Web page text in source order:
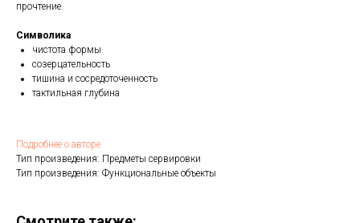
прочтение.
Символика
чистота формы
созерцательность
тишина и сосредоточенность
тактильная глубина
Подробнее о авторе
Тип произведения: Предметы сервировки
Тип произведения: Функциональные объекты